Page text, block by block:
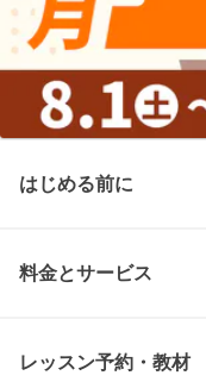
はじめる前に
料金とサービス
レッスン予約・教材